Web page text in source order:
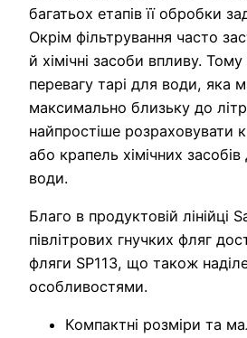
багатьох етапів її обробки
Окрім фільтрування часто
й хімічні засоби впливу.
перевагу тарі для води, яка
максимально близьку до
найпростіше розраховувати
або крапель хімічних
води.
Благо в продуктовій лінійці
півлітрових гнучких фляг
фляги SP113, що також
особливостями.
Компактні розміри та